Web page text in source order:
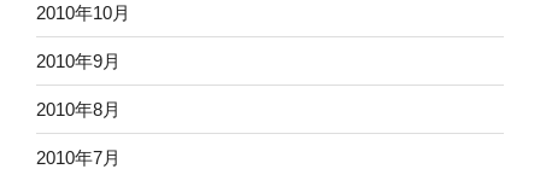
2010年10月
2010年9月
2010年8月
2010年7月